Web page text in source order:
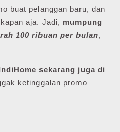
buat pelanggan baru, dan
aja. Jadi, mumpung
100 ribuan per bulan,
sekarang juga di
ketinggalan promo